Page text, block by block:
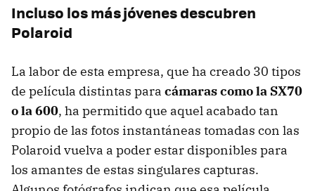
Incluso los más jóvenes descubren
Polaroid
La labor de esta empresa, que ha creado 30 tipos
de película distintas para cámaras como la SX70
o la 600, ha permitido que aquel acabado tan
propio de las fotos instantáneas tomadas con las
Polaroid vuelva a poder estar disponibles para
los amantes de estas singulares capturas.